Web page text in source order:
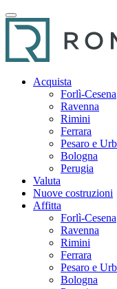
Acquista
Forlì-Cesena
Ravenna
Rimini
Ferrara
Pesaro e
Bologna
Perugia
Valuta
Nuove costruzioni
Affitta
Forlì-Cesena
Ravenna
Rimini
Ferrara
Pesaro e
Bologna